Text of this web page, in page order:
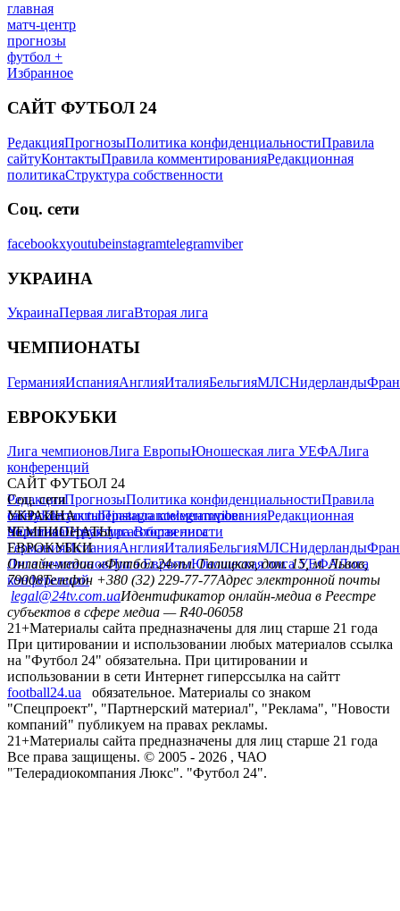
главная
матч-центр
прогнозы
футбол +
Избранное
САЙТ ФУТБОЛ 24
РедакцияПрогнозыПолитика конфиденциальностиПравила
сайтуКонтактыПравила комментированияРедакционная
политикаСтруктура собственности
Соц. сети
facebookxyoutubeinstagramtelegramviber
УКРАИНА
УкраинаПервая лигаВторая лига
ЧЕМПИОНАТЫ
ГерманияИспанияАнглияИталияБельгияМЛСНидерланды
ЕВРОКУБКИ
Лига чемпионовЛига ЕвропыЮношеская лига УЕФАЛига
конференций
САЙТ ФУТБОЛ 24
РедакцияПрогнозыПолитика конфиденциальностиПравила
сайтуКонтактыПравила комментированияРедакционная
политикаСтруктура собственности
Соц. сети
facebookxyoutubeinstagramtelegramviber
УКРАИНА
УкраинаПервая лигаВторая лига
ЧЕМПИОНАТЫ
ГерманияИспанияАнглияИталияБельгияМЛСНидерланды
ЕВРОКУБКИ
Лига чемпионовЛига ЕвропыЮношеская лига УЕФАЛига
конференций
Онлайн-медиа «Футбол 24»пл. Галицкая, дом. 15, м. Львов,
79008Телефон +380 (32) 229-77-77Адрес электронной почты
legal@24tv.com.uaИдентификатор онлайн-медиа в Реестре
субъектов в сфере медиа — R40-06058
21+Материалы сайта предназначены для лиц старше 21 года
При цитировании и использовании любых материалов ссылка
на "Футбол 24" обязательна. При цитировании и
использовании в сети Интернет гиперссылка на сайтт
football24.ua
обязательное. Материалы со знаком
"Спецпроект", "Партнерский материал", "Реклама", "Новости
компаний" публикуем на правах рекламы.
21+Материалы сайта предназначены для лиц старше 21 года
Все права защищены. © 2005 - 2026 , ЧАО
"Телерадиокомпания Люкс". "Футбол 24".